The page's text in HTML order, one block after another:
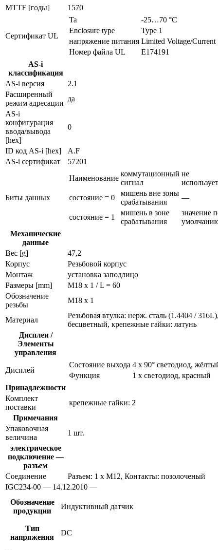
MTTF [годы]
1570
Сертификат UL
Ta
-25…70 °C
Enclosure type
Type 1
напряжение питания Limited Voltage/Current
Номер файла UL
E174191
AS-i
классификация
AS-i версия
2.1
Расширенный
режим адресации
да
AS-i
конфигурация
ввода/вывода
[hex]
0
ID код AS-i [hex]
A.F
AS-i сертификат
57201
Биты данных
Наименование
коммутационный
сигнал
не
состояние = 0
мишень вне зоны
срабатывания
—
состояние = 1
мишень в зоне
срабатывания
значение
Механические
данные
Вес [g]
47,2
Корпус
Резьбовой корпус
Монтаж
установка заподлицо
Размеры [mm]
M18 x 1 / L = 60
Обозначение
резьбы
M18 x 1
Материал
Резьбовая втулка: нерж. сталь (1.4404 /
бесцветный, крепежные гайки: латунь
Дисплеи /
Элементы
управления
Дисплей
Состояние выхода 4 x 90° светодиод,
Функция
1 x светодиод, красный
Принадлежности
Комплект
поставки
крепежные гайки: 2
Примечания
Упаковочная
величина
1 шт.
электрическое
подключение —
разъем
Соединение
Разъем: 1 x M12, Контакты: позолоченый
IGC234-00 — 14.12.2010 —
Обозначение
продукции
Индуктивный датчик
Тип
напряжения
DC